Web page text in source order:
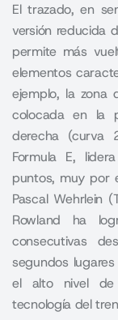
El trazado, en
versión reducida
permite más
elementos
ejemplo, la zona
colocada en la
derecha (curva
Formula E,
puntos, muy por
Pascal Wehrlein
Rowland ha
consecutivas
segundos
el alto nivel
tecnología del